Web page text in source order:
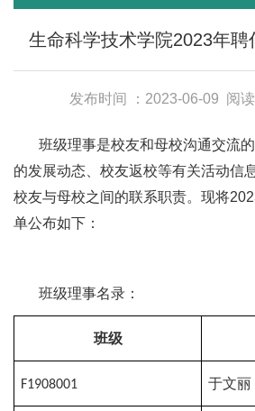
生命科学技术学院2023年
发布时间 ：2023-06-09 阅
班级理事是校友和母校沟通交流
的发展动态、校友返校等有关活动信
校友与母校之间的联系职责。现将
单公布如下：
班级理事名录：
班级
F1908001 于文丽